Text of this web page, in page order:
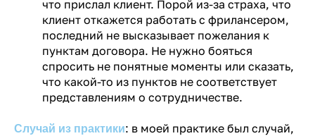
что прислал клиент. Порой из-за страха, что
клиент откажется работать с фрилансером,
последний не высказывает пожелания к
пунктам договора. Не нужно бояться
спросить не понятные моменты или сказать,
что какой-то из пунктов не соответствует
представлениям о сотрудничестве.
Случай из практики: в моей практике был случай,